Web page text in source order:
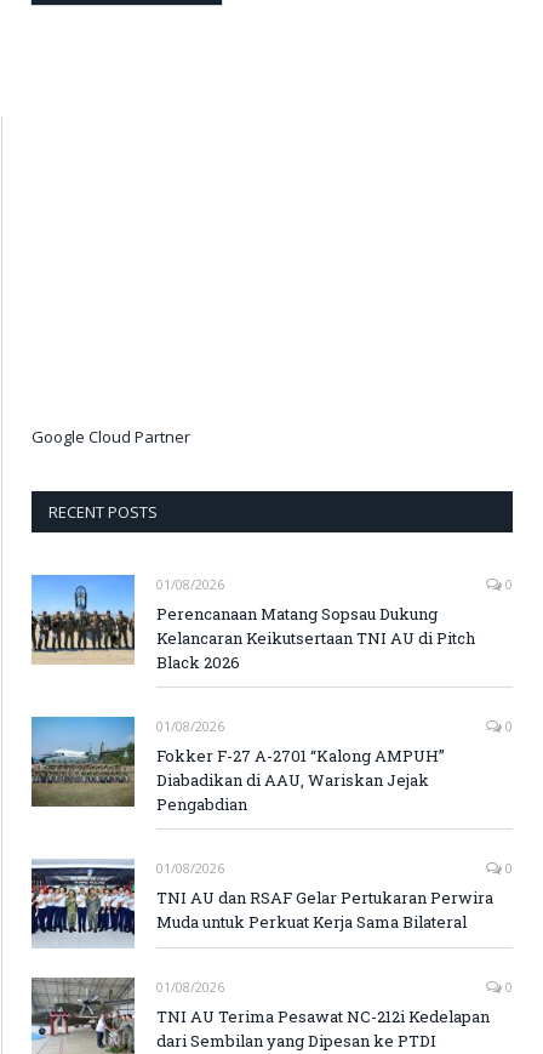
Google Cloud Partner
RECENT POSTS
01/08/2026 0
Perencanaan Matang Sopsau Dukung
Kelancaran Keikutsertaan TNI AU di Pitch
Black 2026
01/08/2026 0
Fokker F-27 A-2701 “Kalong AMPUH”
Diabadikan di AAU, Wariskan Jejak
Pengabdian
01/08/2026 0
TNI AU dan RSAF Gelar Pertukaran Perwira
Muda untuk Perkuat Kerja Sama Bilateral
01/08/2026 0
TNI AU Terima Pesawat NC-212i Kedelapan
dari Sembilan yang Dipesan ke PTDI